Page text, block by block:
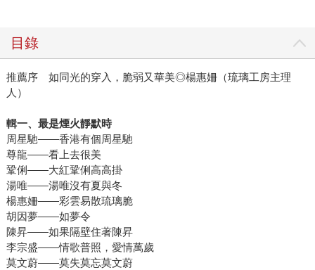
目錄
推薦序 如同光的穿入，脆弱又華美◎楊惠姍（琉璃工房主理
人）
輯一、最是煙火靜默時
周星馳——香港有個周星馳
尊龍——看上去很美
鞏俐——大紅鞏俐高高掛
湯唯——湯唯沒有夏與冬
楊惠姍——彩雲易散琉璃脆
胡因夢——如夢令
陳昇——如果隔壁住著陳昇
李宗盛——情歌普照，愛情萬歲
莫文蔚——莫失莫忘莫文蔚